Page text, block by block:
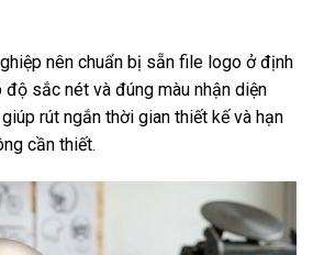
nên chuẩn bị sẵn file logo ở định
sắc nét và đúng màu nhận diện
rút ngắn thời gian thiết kế và hạn
cần thiết.